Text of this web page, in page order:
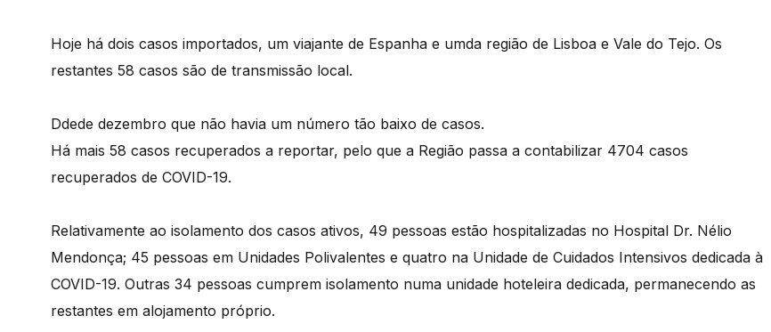
Hoje há dois casos importados, um viajante de Espanha e umda região de Lisboa e Vale do Tejo. Os
restantes 58 casos são de transmissão local.
Ddede dezembro que não havia um número tão baixo de casos.
Há mais 58 casos recuperados a reportar, pelo que a Região passa a contabilizar 4704 casos
recuperados de COVID-19.
Relativamente ao isolamento dos casos ativos, 49 pessoas estão hospitalizadas no Hospital Dr. Nélio
Mendonça; 45 pessoas em Unidades Polivalentes e quatro na Unidade de Cuidados Intensivos dedicada à
COVID-19. Outras 34 pessoas cumprem isolamento numa unidade hoteleira dedicada, permanecendo as
restantes em alojamento próprio.